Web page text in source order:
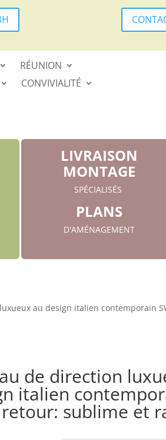
RÉUNION
CONVIVIALITÉ
LIVRAISON
MONTAGE
SPÉCIALISÉS
PLANS
D'AMÉNAGEMENT
au design italien contemporain
de direction
italien
sublime et